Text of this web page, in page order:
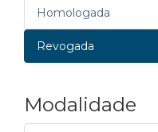
Homologada
Revogada
Modalidade